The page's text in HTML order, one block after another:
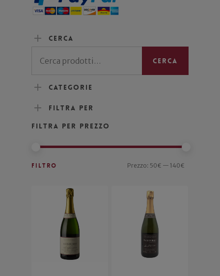
Cerca
Cerca
Categorie
Filtra per
Filtra per prezzo
Filtro Prezzo: 50€ — 140€